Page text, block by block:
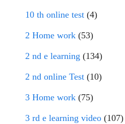
10 th online test (4)
2 Home work (53)
2 nd e learning (134)
2 nd online Test (10)
3 Home work (75)
3 rd e learning video (107)